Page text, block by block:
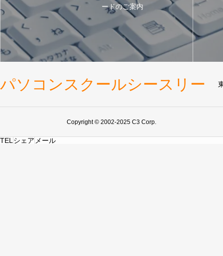
ードのご案内
パソコンスクールシースリー
Copyright © 2002-2025 C3 Corp.
TEL シェア メール